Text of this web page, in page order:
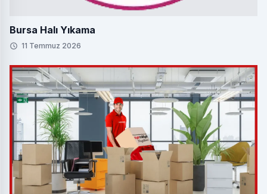
Bursa Halı Yıkama
11 Temmuz 2026